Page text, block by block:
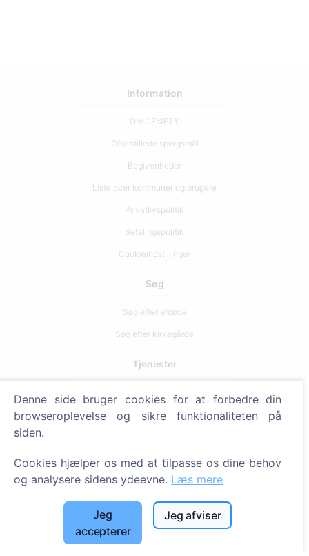
Information
Om CEMETY
Ofte stillede spørgsmål
Begivenheder
Liste over kommuner og brugere
Privatlivspolitik
Betalingspolitik
Cookieindstillinger
Søg
Søg efter afdøde
Søg efter kirkegårde
Tjenester
Kontakt
SIA "CEMETY", LV40103618951
info@cemety.lv
Vi arbejder i hele Danmark!
Denne side bruger cookies for at forbedre din
browseroplevelse og sikre funktionaliteten på
siden.
Cookies hjælper os med at tilpasse os dine behov
og analysere sidens ydeevne. Læs mere
Jeg
accepterer
Jeg afviser